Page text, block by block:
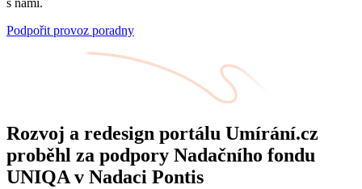
Podpořit provoz poradny
Rozvoj a redesign portálu Umírání.cz
proběhl za podpory Nadačního fondu
UNIQA v Nadaci Pontis